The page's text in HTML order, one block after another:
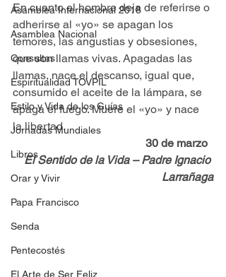
Asamblea Internacional 2018
Asamblea Nacional
Consultas
Espiritualidad TOVPIL
Estilo y Vida de los Guías
Jornadas Mundiales
Libros
Orar y Vivir
Papa Francisco
Senda
Pentecostés
El Arte de Ser Feliz
En cuanto el hombre deja de referirse o
adherirse al «yo» se apagan los
temores, las angustias y obsesiones,
que son llamas vivas. Apagadas las
llamas, nace el descanso, igual que,
consumido el aceite de la lámpara, se
apaga el fuego. Muere el «yo» y nace
la libertad.
30 de marzo
El Sentido de la Vida – Padre Ignacio
Larrañaga